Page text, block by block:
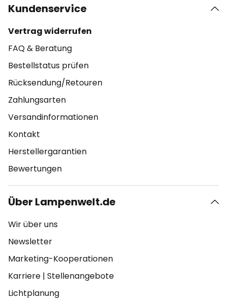
Kundenservice
Vertrag widerrufen
FAQ & Beratung
Bestellstatus prüfen
Rücksendung/Retouren
Zahlungsarten
Versandinformationen
Kontakt
Herstellergarantien
Bewertungen
Über Lampenwelt.de
Wir über uns
Newsletter
Marketing-Kooperationen
Karriere | Stellenangebote
Lichtplanung